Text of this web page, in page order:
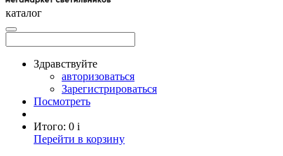
каталог
Здравствуйте
авторизоваться
Зарегистрироваться
Посмотреть
Итого: 0 i
Перейти в корзину